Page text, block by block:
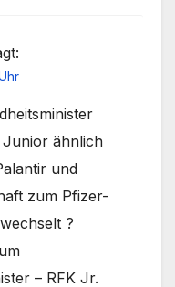
Junior ähnlich
und
zum Pfizer-
?
– RFK Jr.